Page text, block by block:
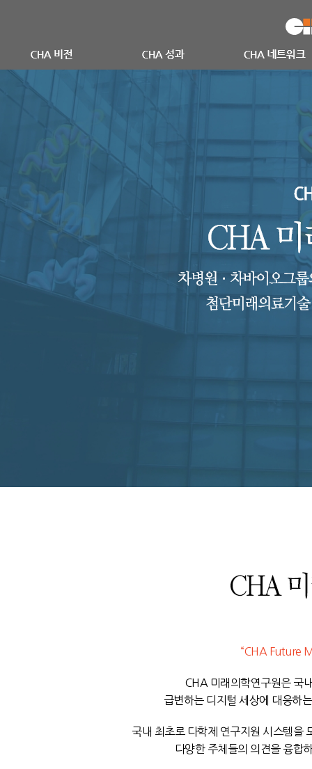
“CHA Future
CHA 미래의학연구원은 국
급변하는 디지털 세상에 대응하
국내 최초로 다학제 연구지원 시스템을
다양한 주체들의 의견을 융합